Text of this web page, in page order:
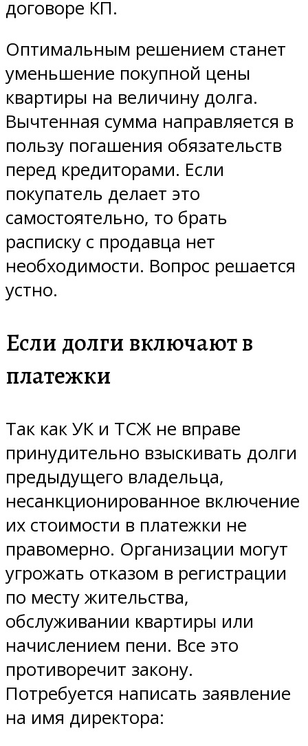
договоре КП.
Оптимальным решением станет
уменьшение покупной цены
квартиры на величину долга.
Вычтенная сумма направляется в
пользу погашения обязательств
перед кредиторами. Если
покупатель делает это
самостоятельно, то брать
расписку с продавца нет
необходимости. Вопрос решается
устно.
Если долги включают в
платежки
Так как УК и ТСЖ не вправе
принудительно взыскивать долги
предыдущего владельца,
несанкционированное включение
их стоимости в платежки не
правомерно. Организации могут
угрожать отказом в регистрации
по месту жительства,
обслуживании квартиры или
начислением пени. Все это
противоречит закону.
Потребуется написать заявление
на имя директора: